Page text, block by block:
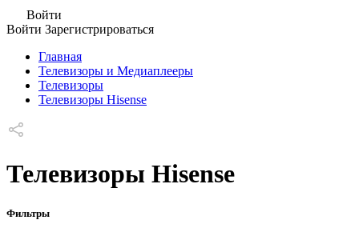
Войти
Войти Зарегистрироваться
Главная
Телевизоры и Медиаплееры
Телевизоры
Телевизоры Hisense
Телевизоры Hisense
Фильтры